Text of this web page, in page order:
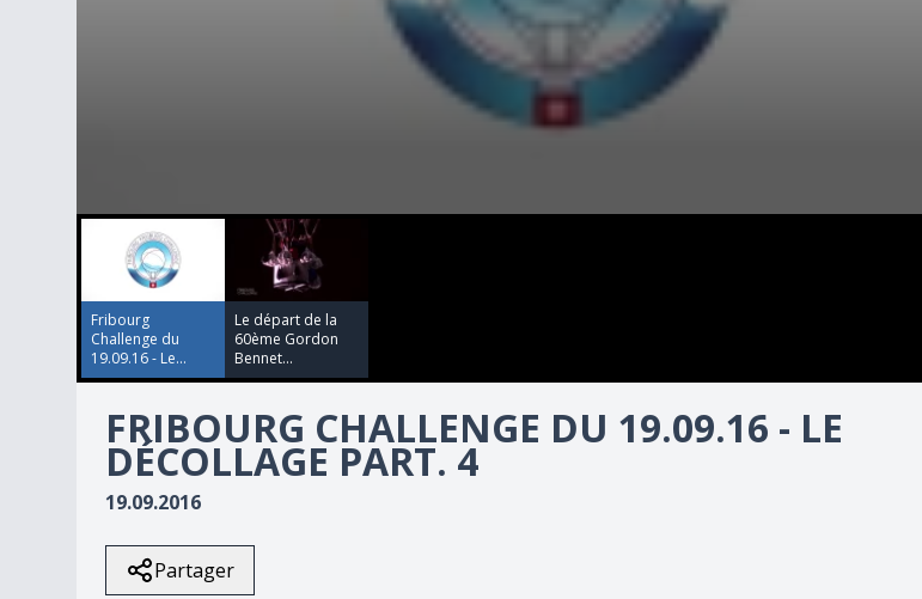
0
seconds
minutes,
56
secondsVolume
90%
Fribourg
Challenge du
19.09.16 - Le...
Le départ de la
60ème Gordon
Bennet...
FRIBOURG CHALLENGE DU 19.09.16 - LE
DÉCOLLAGE PART. 4
19.09.2016
Partager